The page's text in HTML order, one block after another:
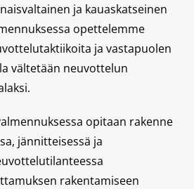
ja kauaskatseinen
opettelemme
ja vastapuolen
vältetään neuvottelun
opitaan rakenne
jännitteisessä ja
rakentamiseen